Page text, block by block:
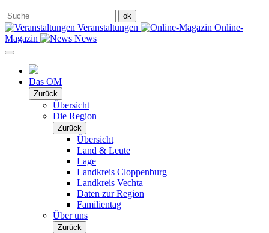
Veranstaltungen
Online-
Magazin
News
Das OM
Zurück
Übersicht
Die Region
Zurück
Übersicht
Land & Leute
Lage
Landkreis Cloppenburg
Landkreis Vechta
Daten zur Region
Familientag
Über uns
Zurück